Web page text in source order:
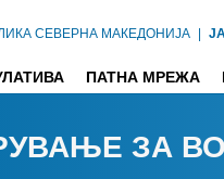
СЕВЕРНА МАКЕДОНИЈА |
ПАТНА МРЕЖА
ЗА